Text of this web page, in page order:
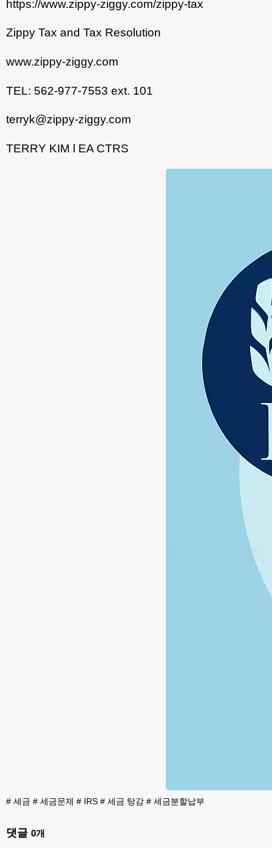
https://www.zippy-ziggy.com/zippy-tax
Zippy Tax and Tax Resolution
www.zippy-ziggy.com
TEL: 562-977-7553 ext. 101
terryk@zippy-ziggy.com
TERRY KIM l EA CTRS
# 세금 # 세금문제 # IRS # 세금 탕감 # 세금분할납부
댓글 0개